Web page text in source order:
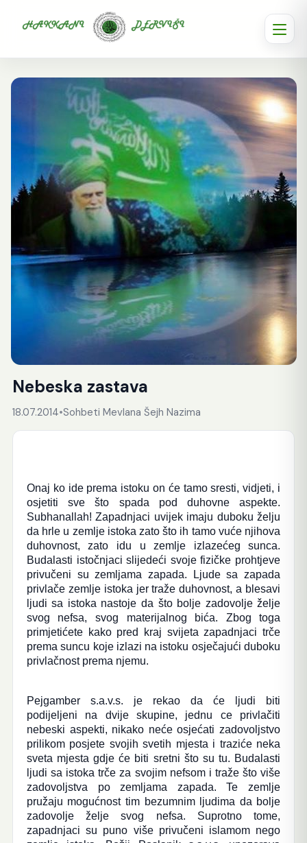
Nebeska zastava
18.07.2014•Sohbeti Mevlana Šejh Nazima
Onaj ko ide prema istoku on će tamo sresti, vidjeti, i
osjetiti sve što spada pod duhovne aspekte.
Subhanallah! Zapadnjaci uvijek imaju duboku želju
da hrle u zemlje istoka zato što ih tamo vuće njihova
duhovnost, zato idu u zemlje izlazećeg sunca.
Budalasti istočnjaci slijedeći svoje fizičke prohtjeve
privučeni su zemljama zapada. Ljude sa zapada
privlače zemlje istoka jer traže duhovnost, a blesavi
ljudi sa istoka nastoje da što bolje zadovolje želje
svog nefsa, svog materijalnog bića. Zbog toga
primjetićete kako pred kraj svijeta zapadnjaci trče
prema suncu koje izlazi na istoku osječajući duboku
privlačnost prema njemu.
Pejgamber s.a.v.s. je rekao da će ljudi biti
podijeljeni na dvije skupine, jednu ce privlačiti
nebeski aspekti, nikako neće osjećati zadovoljstvo
prilikom posjete svojih svetih mjesta i traziće neka
sveta mjesta gdje će biti sretni što su tu. Budalasti
ljudi sa istoka trče za svojim nefsom i traže što više
zadovoljstva po zemljama zapada. Te zemlje
pružaju mogućnost tim bezumnim ljudima da bolje
zadovolje želje svog nefsa. Suprotno tome,
zapadnjaci su puno više privučeni islamom nego